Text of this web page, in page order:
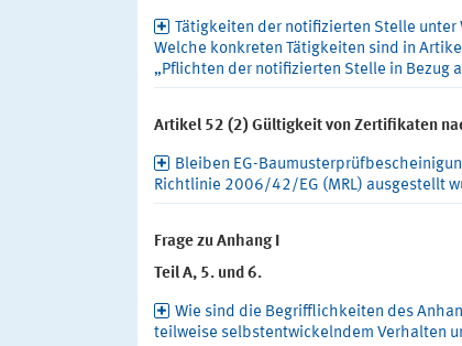
Tätigkeiten der notifizierten Stelle
Welche konkreten Tätigkeiten sind in
„Pflichten der notifizierten Stelle in Bezug
Artikel 52 (2) Gültigkeit von Zertifikaten
Bleiben EG-
Richtlinie 2006/42/EG (MRL) ausgestellt
Frage zu Anhang I
Teil A, 5. und 6.
Wie sind die Begrifflichkeiten des
teilweise selbstentwickelndem Verhalten